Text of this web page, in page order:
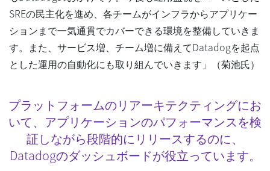
SREの民主化を進め、各チームがインフラからアプリケー
ションまで一気通貫でカバーできる環境を整備していきま
す。また、サービス増、チーム増に備えてDatadogを起点
とした運用の自動化にも取り組んでいきます」（菊池氏）
プラットフォームのリアーキテクティングにお
いて、アプリケーションのパフォーマンスを検
証しながら段階的にリリースするのに、
Datadogのダッシュボードが役立っています。